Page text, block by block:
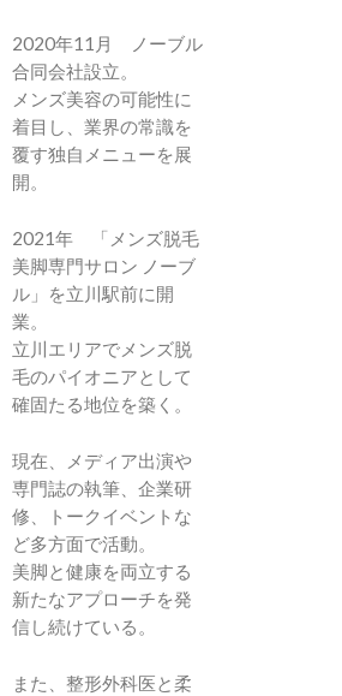
2020年11月 ノーブル
合同会社設立。
メンズ美容の可能性に
着目し、業界の常識を
覆す独自メニューを展
開。
2021年 「メンズ脱毛
美脚専門サロン ノーブ
ル」を立川駅前に開
業。
立川エリアでメンズ脱
毛のパイオニアとして
確固たる地位を築く。
現在、メディア出演や
専門誌の執筆、企業研
修、トークイベントな
ど多方面で活動。
美脚と健康を両立する
新たなアプローチを発
信し続けている。
また、整形外科医と柔